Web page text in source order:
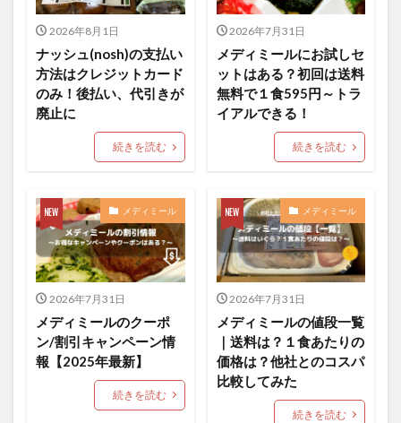
2026年8月1日
ナッシュ(nosh)の支払い
方法はクレジットカード
のみ！後払い、代引きが
廃止に
続きを読む
2026年7月31日
メディミールにお試しセ
ットはある？初回は送料
無料で１食595円～トラ
イアルできる！
続きを読む
メディミール
2026年7月31日
メディミールのクーポ
ン/割引キャンペーン情
報【2025年最新】
続きを読む
メディミール
2026年7月31日
メディミールの値段一覧
｜送料は？１食あたりの
価格は？他社とのコスパ
比較してみた
続きを読む